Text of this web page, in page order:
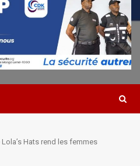
Hats rend les femmes